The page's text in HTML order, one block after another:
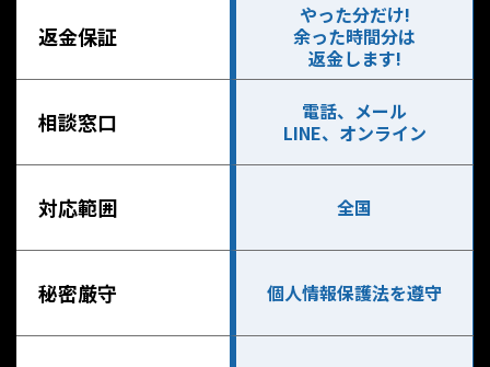
返金保証
やった分だけ!
余った時間分は
返金します!
相談窓口
電話、メール
LINE、オンライン
対応範囲 全国
秘密厳守 個人情報保護法を遵守